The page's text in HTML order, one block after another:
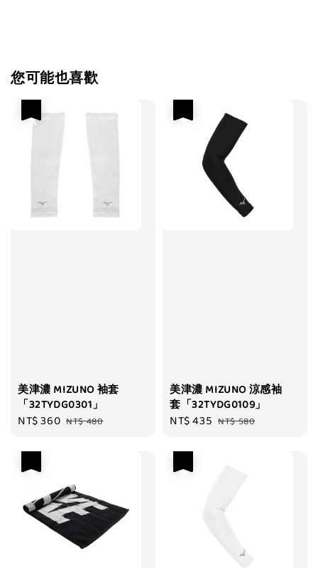
您可能也喜歡
美津濃 MIZUNO 袖套
「32TYDG0301」
Sale
NT$ 360 Regular
NT$ 480
美津濃 MIZUNO 涼感袖
套「32TYDG0109」
Sale
NT$ 435 Regular
NT$ 580